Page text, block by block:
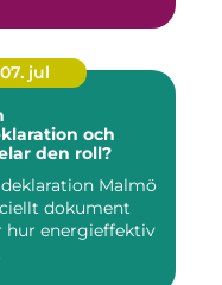
07. jul
och
den roll?
Malmö
dokument
hur energieffektiv